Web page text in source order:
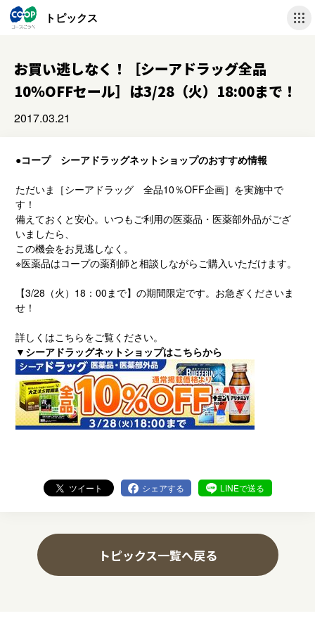
トピックス
お買い逃しなく！［シーアドラッグ全品
10％OFFセール］は3/28（火）18:00まで！
2017.03.21
●コープ シーアドラッグネットショップのおすすめ情報
ただいま［シーアドラッグ 全品10％OFF企画］を実施中で
す！
備えておくと安心。いつもご利用の医薬品・医薬部外品がござ
いましたら、
この機会をお見逃しなく。
※医薬品はコープの薬剤師と相談しながらご購入いただけます。
【3/28（火）18：00まで】の期間限定です。お急ぎくださいま
せ！
詳しくはこちらをご覧ください。
▼シーアドラッグネットショップはこちらから
ツイート シェアする LINEで送る
トピックス一覧へ戻る